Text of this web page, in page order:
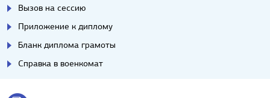
Вызов на сессию
Приложение к диплому
Бланк диплома грамоты
Справка в военкомат